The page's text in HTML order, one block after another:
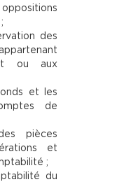
des
ou aux
et les
de
pièces
et
;
du